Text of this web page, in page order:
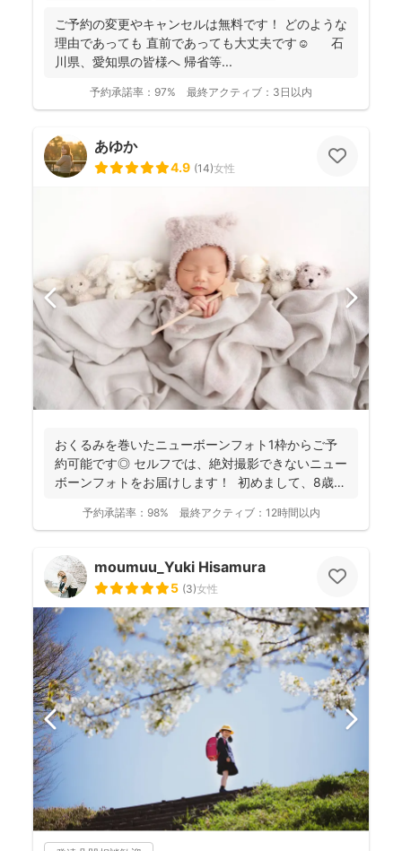
ご予約の変更やキャンセルは無料です！ どのような
理由であっても 直前であっても大丈夫です☺️ 石
川県、愛知県の皆様へ 帰省等...
予約承諾率： 97% 最終アクティブ： 3日以内
あゆか
4.9 (14)女性
おくるみを巻いたニューボーンフォト1枠からご予
約可能です◎ セルフでは、絶対撮影できないニュー
ボーンフォトをお届けします！ 初めまして、8歳女
予約承諾率： 98% 最終アクティブ： 12時間以内
moumuu_Yuki Hisamura
5 (3)女性